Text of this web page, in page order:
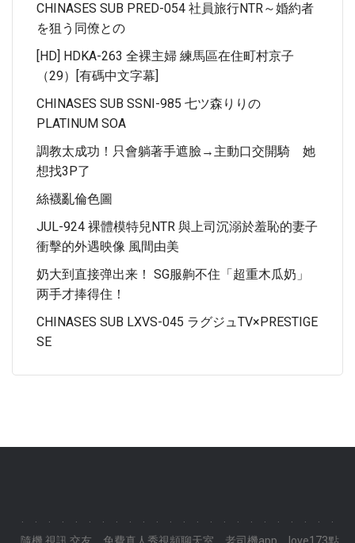
CHINASES SUB PRED-054 社員旅行NTR～婚約者
を狙う同僚との
[HD] HDKA-263 全裸主婦 練馬區在住町村京子
（29）[有碼中文字幕]
CHINASES SUB SSNI-985 七ツ森りりの
PLATINUM SOA
調教太成功！只會躺著手遮臉→主動口交開騎 她
想找3P了
絲襪亂倫色圖
JUL-924 裸體模特兒NTR 與上司沉溺於羞恥的妻子
衝擊的外遇映像 風間由美
奶大到直接弹出来！ SG服齁不住「超重木瓜奶」
两手才捧得住！
CHINASES SUB LXVS-045 ラグジュTV×PRESTIGE
SE